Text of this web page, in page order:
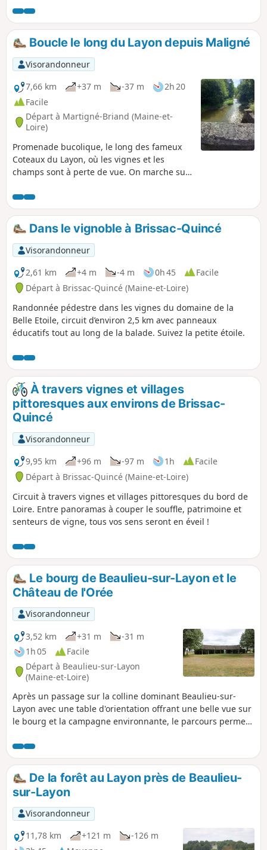
en été les vignerons y faisaient la sieste (appelée
"marienne" en Anjou). Il y a plusieurs cabanes à vigne le
long du circuit.
Boucle le long du Layon depuis Maligné
Visorandonneur
7,66 km
+37 m -37 m
2h 20
Facile
Départ à Martigné-Briand (Maine-et-
Loire)
Promenade bucolique, le long des fameux
Coteaux du Layon, où les vignes et les
champs sont à perte de vue. On marche sur
tracteur par heure. Le Coteaux-du-Layon est
un vin moelleux d'une grande finesse, issu
du cépage chenin blanc.
Dans le vignoble à Brissac-Quincé
Visorandonneur
2,61 km
+4 m -4 m 0h 45
Facile
Départ à Brissac-Quincé (Maine-et-Loire)
Randonnée pédestre dans les vignes du domaine de la
Belle Etoile, circuit d’environ 2,5 km avec panneaux
éducatifs tout au long de la balade. Suivez la petite étoile.
À travers vignes et villages
pittoresques aux environs de Brissac-
Quincé
Visorandonneur
9,95 km
+96 m -97 m 1h
Facile
Départ à Brissac-Quincé (Maine-et-Loire)
Circuit à travers vignes et villages pittoresques du bord de
Loire. Entre panoramas à couper le souffle, patrimoine et
senteurs de vigne, tous vos sens seront en éveil !
Le bourg de Beaulieu-sur-Layon et le
Château de l'Orée
Visorandonneur
3,52 km
+31 m
-31 m
1h 05
Facile
Départ à Beaulieu-sur-Layon
(Maine-et-Loire)
Après un passage sur la colline dominant Beaulieu-sur-
Layon avec une table d'orientation offrant une belle vue sur
le bourg et la campagne environnante, le parcours permet
randonnée amène ensuite le marcheur à la Croix de l'Orée
en passant à travers les vignes.
De la forêt au Layon près de Beaulieu-
sur-Layon
Visorandonneur
11,78 km
+121 m
-126 m